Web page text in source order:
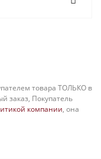
товара ТОЛЬКО в
заказ, Покупатель
компании, она